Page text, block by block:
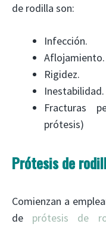
de rodilla son:
Infección.
Aflojamiento.
Rigidez.
Inestabilidad.
Fracturas
prótesis)
Prótesis de
Comienzan a
de prótesis de